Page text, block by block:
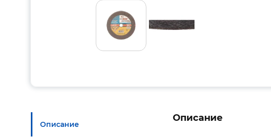
Описание
Описание